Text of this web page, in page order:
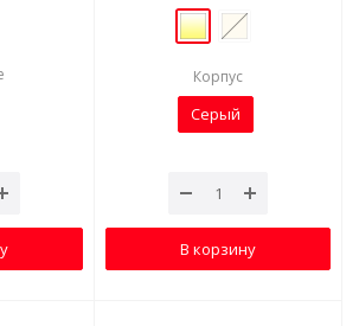
Корпус
Серый
В корзину